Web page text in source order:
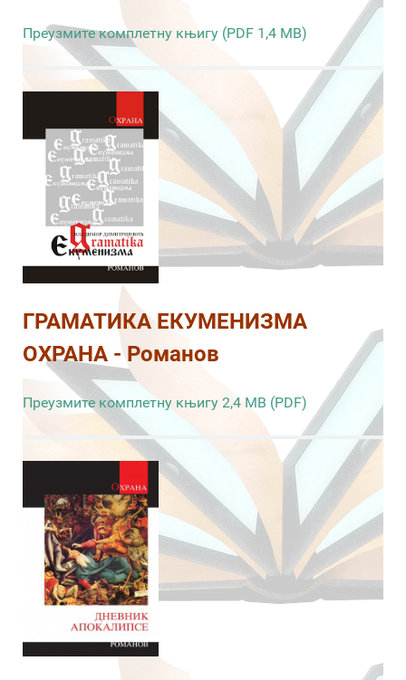
Преузмите комплетну књигу (PDF 1,4 MB)
ГРАМАТИКА ЕКУМЕНИЗМА
ОХРАНА - Романов
Преузмите комплетну књигу 2,4 MB (PDF)